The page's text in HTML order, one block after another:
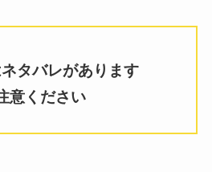
タバレがあります
意ください